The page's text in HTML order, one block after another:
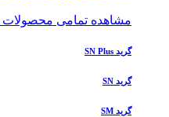
مشاهده تمامی محصولات
گرید SN Plus
گرید SN
گرید SM